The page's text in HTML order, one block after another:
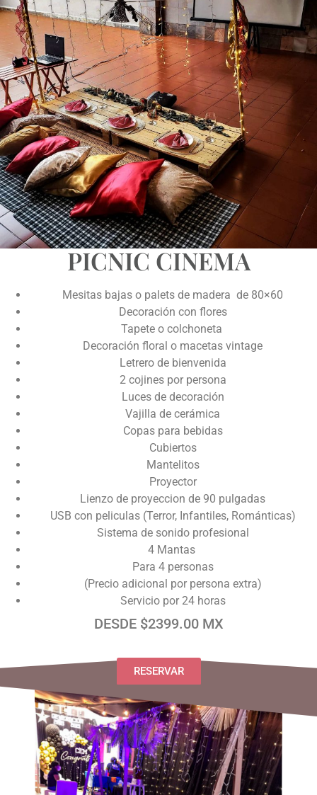
PICNIC CINEMA
Mesitas bajas o palets de madera de 80×60
Decoración con flores
Tapete o colchoneta
Decoración floral o macetas vintage
Letrero de bienvenida
2 cojines por persona
Luces de decoración
Vajilla de cerámica
Copas para bebidas
Cubiertos
Mantelitos
Proyector
Lienzo de proyeccion de 90 pulgadas
USB con peliculas (Terror, Infantiles, Románticas)
Sistema de sonido profesional
4 Mantas
Para 4 personas
(Precio adicional por persona extra)
Servicio por 24 horas
DESDE $2399.00 MX
RESERVAR